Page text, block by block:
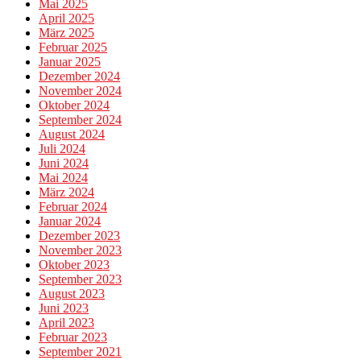
Mai 2025
April 2025
März 2025
Februar 2025
Januar 2025
Dezember 2024
November 2024
Oktober 2024
September 2024
August 2024
Juli 2024
Juni 2024
Mai 2024
März 2024
Februar 2024
Januar 2024
Dezember 2023
November 2023
Oktober 2023
September 2023
August 2023
Juni 2023
April 2023
Februar 2023
September 2021